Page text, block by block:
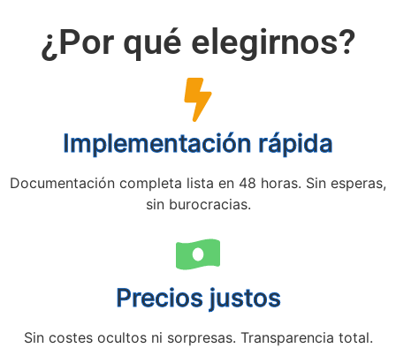
¿Por qué elegirnos?
Implementación rápida
Documentación completa lista en 48 horas. Sin esperas,
sin burocracias.
Precios justos
Sin costes ocultos ni sorpresas. Transparencia total.